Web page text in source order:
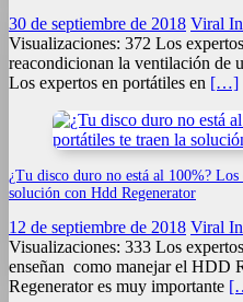
30 de septiembre de 2018 Viral
Visualizaciones: 372 Los
reacondicionan la ventilación de
Los expertos en portátiles en […]
¿Tu disco duro no está al 100%?
solución con Hdd Regenerator
12 de septiembre de 2018 Viral
Visualizaciones: 333 Los
enseñan como manejar el
Regenerator es muy importante